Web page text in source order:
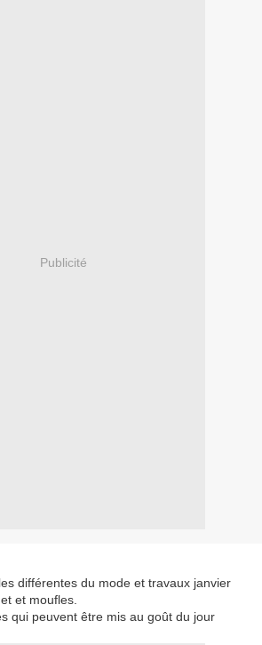
Publicité
différentes du mode et travaux janvier
et moufles.
qui peuvent être mis au goût du jour